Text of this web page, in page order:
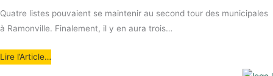
Quatre listes pouvaient se maintenir au second tour des municipales
à Ramonville. Finalement, il y en aura trois…
Lire l’Article…